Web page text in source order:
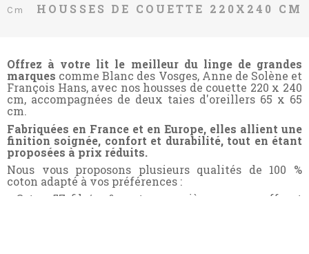
Cm HOUSSES DE COUETTE 220X240 CM
Offrez à votre lit le meilleur du linge de grandes
marques comme Blanc des Vosges, Anne de Solène et
François Hans, avec nos housses de couette 220 x 240
cm, accompagnées de deux taies d'oreillers 65 x 65
cm.
Fabriquées en France et en Europe, elles allient une
finition soignée, confort et durabilité, tout en étant
proposées à prix réduits.
Nous vous proposons plusieurs qualités de 100 %
coton adapté à vos préférences :
- Coton 57 fils/cm ² : notre première gamme, offrant